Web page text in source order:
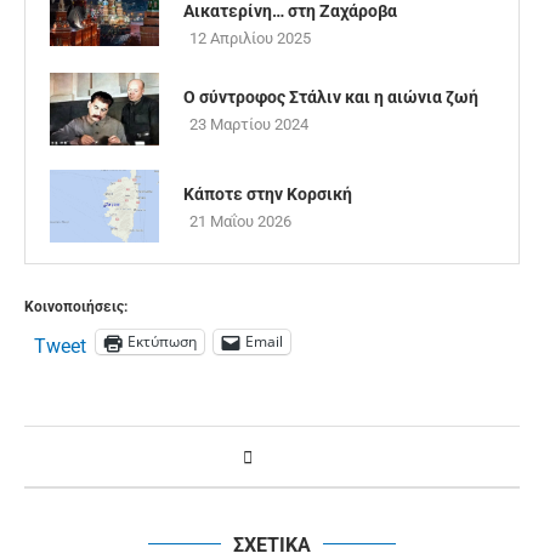
Αικατερίνη… στη Ζαχάροβα
12 Απριλίου 2025
Ο σύντροφος Στάλιν και η αιώνια ζωή
23 Μαρτίου 2024
Κάποτε στην Κορσική
21 Μαΐου 2026
Κοινοποιήσεις:
Tweet Εκτύπωση Email
ΣΧΕΤΙΚΑ